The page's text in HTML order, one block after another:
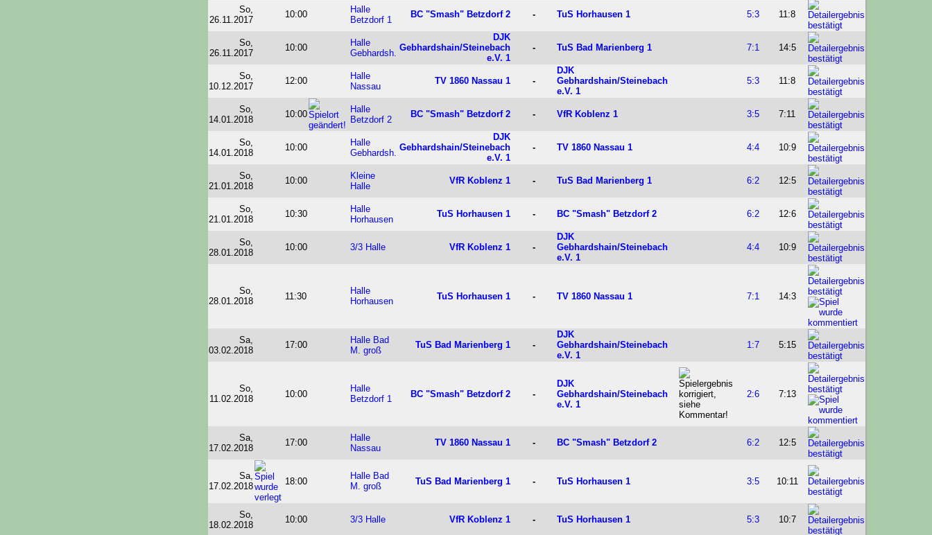
So,
26.11.2017
10:00
Halle
Betzdorf 1
BC "Smash" Betzdorf 2 - TuS Horhausen 1 5:3 11:8
So,
26.11.2017
10:00
Halle
Gebhardsh.
DJK
Gebhardshain/Steinebach
e.V. 1
- TuS Bad Marienberg 1 7:1 14:5
So,
10.12.2017
12:00
Halle
Nassau
TV 1860 Nassau 1 -
DJK
Gebhardshain/Steinebach
e.V. 1
5:3 11:8
So,
14.01.2018
10:00
Halle
Betzdorf 2
BC "Smash" Betzdorf 2 - VfR Koblenz 1 3:5 7:11
So,
14.01.2018
10:00
Halle
Gebhardsh.
DJK
Gebhardshain/Steinebach
e.V. 1
- TV 1860 Nassau 1 4:4 10:9
So,
21.01.2018
10:00
Kleine
Halle
VfR Koblenz 1 - TuS Bad Marienberg 1 6:2 12:5
So,
21.01.2018
10:30
Halle
Horhausen
TuS Horhausen 1 - BC "Smash" Betzdorf 2 6:2 12:6
So,
28.01.2018
10:00 3/3 Halle VfR Koblenz 1 -
DJK
Gebhardshain/Steinebach
e.V. 1
4:4 10:9
So,
28.01.2018
11:30
Halle
Horhausen
TuS Horhausen 1 - TV 1860 Nassau 1 7:1 14:3
Sa,
03.02.2018
17:00
Halle Bad
M. groß
TuS Bad Marienberg 1 -
DJK
Gebhardshain/Steinebach
e.V. 1
1:7 5:15
So,
11.02.2018
10:00
Halle
Betzdorf 1
BC "Smash" Betzdorf 2 -
DJK
Gebhardshain/Steinebach
e.V. 1
2:6 7:13
Sa,
17.02.2018
17:00
Halle
Nassau
TV 1860 Nassau 1 - BC "Smash" Betzdorf 2 6:2 12:5
Sa,
17.02.2018
18:00
Halle Bad
M. groß
TuS Bad Marienberg 1 - TuS Horhausen 1 3:5 10:11
So,
18.02.2018
10:00 3/3 Halle VfR Koblenz 1 - TuS Horhausen 1 5:3 10:7